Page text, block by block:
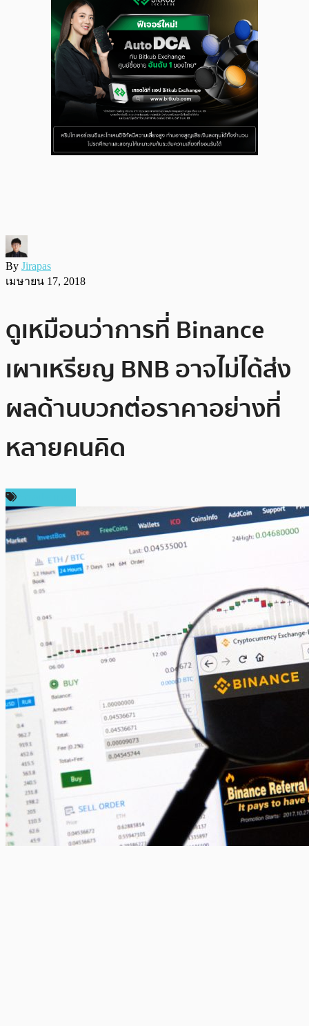
By Jirapas
เมษายน 17, 2018
ดูเหมือนว่าการที่ Binance
เผาเหรียญ BNB อาจไม่ได้ส่ง
ผลด้านบวกต่อราคาอย่างที่
หลายคนคิด